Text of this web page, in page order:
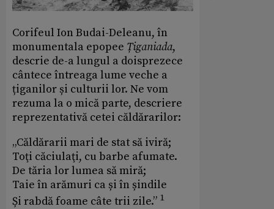
Corifeul Ion Budai-Deleanu, în
monumentala epopee Țiganiada,
descrie de-a lungul a doisprezece
cântece întreaga lume veche a
țiganilor și culturii lor. Ne vom
rezuma la o mică parte, descriere
reprezentativă cetei căldărarilor:
„Căldărarii mari de stat să iviră;
Toţi căciulaţi, cu barbe afumate.
De tăria lor lumea să miră;
Taie în arămuri ca și în șindile
Și rabdă foame câte trii zile.” 1